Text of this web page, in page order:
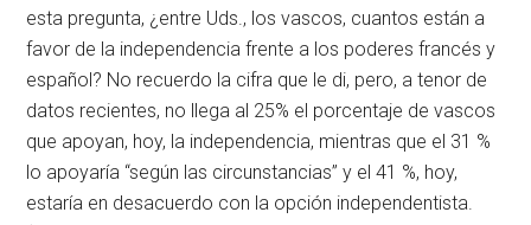
esta pregunta, ¿entre Uds., los vascos, cuantos están a
favor de la independencia frente a los poderes francés y
español? No recuerdo la cifra que le di, pero, a tenor de
datos recientes, no llega al 25% el porcentaje de vascos
que apoyan, hoy, la independencia, mientras que el 31 %
lo apoyaría “según las circunstancias” y el 41 %, hoy,
estaría en desacuerdo con la opción independentista.